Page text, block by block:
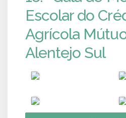
Escolar do
Agrícola
Alentejo Sul